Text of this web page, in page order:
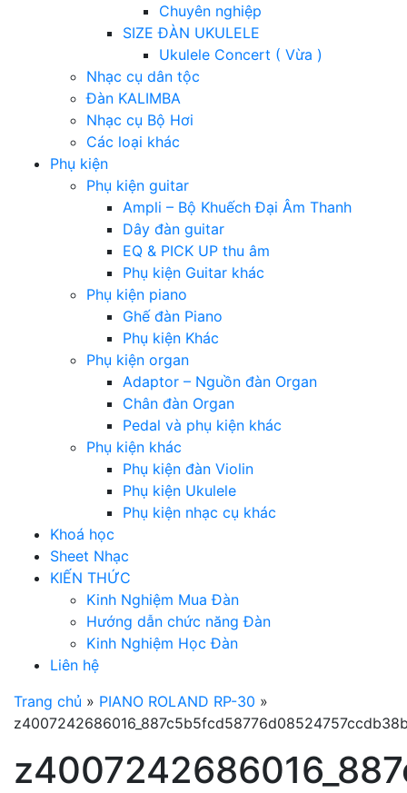
Chuyên nghiệp
SIZE ĐÀN UKULELE
Ukulele Concert ( Vừa )
Nhạc cụ dân tộc
Đàn KALIMBA
Nhạc cụ Bộ Hơi
Các loại khác
Phụ kiện
Phụ kiện guitar
Ampli – Bộ Khuếch Đại Âm Thanh
Dây đàn guitar
EQ & PICK UP thu âm
Phụ kiện Guitar khác
Phụ kiện piano
Ghế đàn Piano
Phụ kiện Khác
Phụ kiện organ
Adaptor – Nguồn đàn Organ
Chân đàn Organ
Pedal và phụ kiện khác
Phụ kiện khác
Phụ kiện đàn Violin
Phụ kiện Ukulele
Phụ kiện nhạc cụ khác
Khoá học
Sheet Nhạc
KIẾN THỨC
Kinh Nghiệm Mua Đàn
Hướng dẫn chức năng Đàn
Kinh Nghiệm Học Đàn
Liên hệ
Trang chủ » PIANO ROLAND RP-30 »